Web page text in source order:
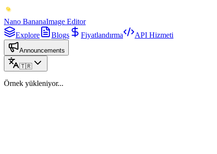
Nano BananaImage Editor
Explore
Blogs Fiyatlandırma API Hizmeti
Announcements
🇹🇷
Örnek yükleniyor...